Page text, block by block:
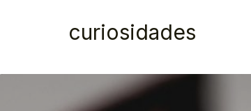
curiosidades